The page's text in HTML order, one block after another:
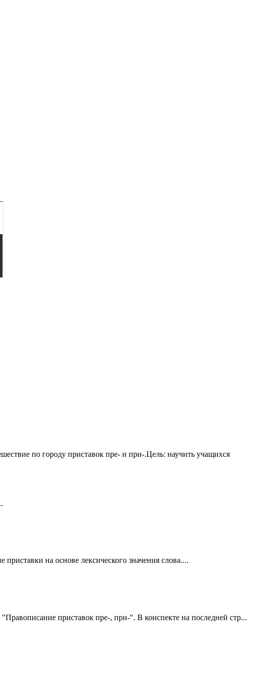
по городу приставок пре- и при-.Цель: научить учащихся
на основе лексического значения слова....
приставок пре-, при-". В конспекте на последней стр...